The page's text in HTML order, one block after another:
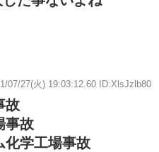
07/27(火) 19:03:12.60 ID:XlsJzlb80
故
事故
学工場事故